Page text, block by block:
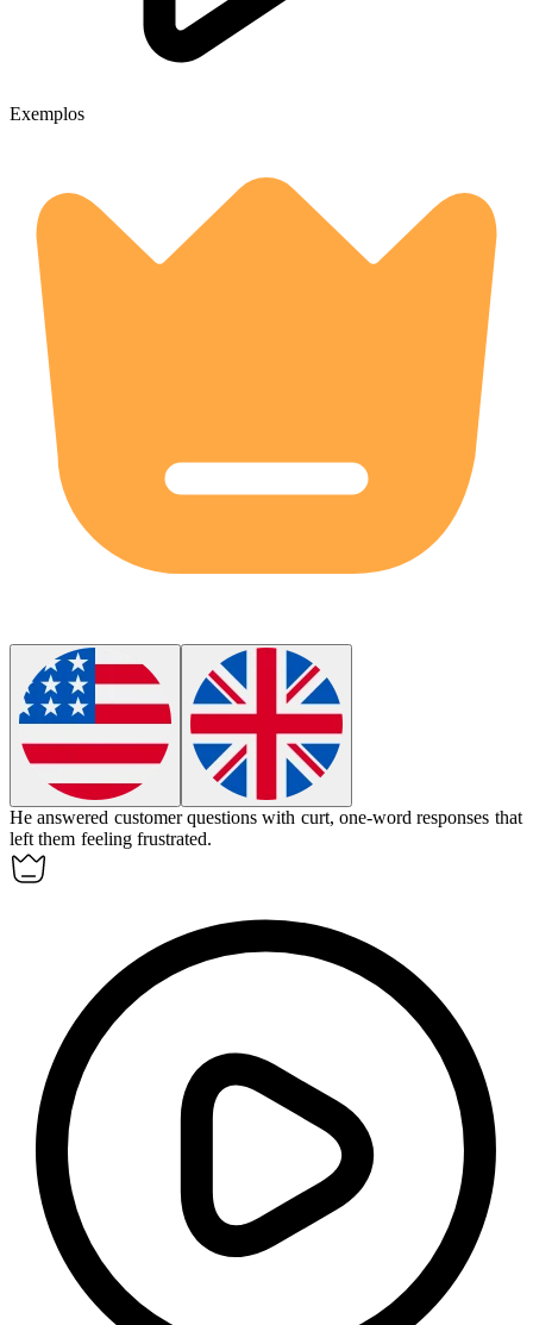
Exemplos
He answered customer questions with curt, one-word responses that
left them feeling frustrated.